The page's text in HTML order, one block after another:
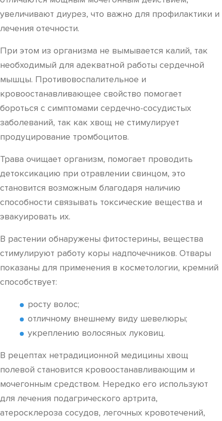
увеличивают диурез, что важно для профилактики и
лечения отечности.
При этом из организма не вымывается калий, так
необходимый для адекватной работы сердечной
мышцы. Противовоспалительное и
кровоостанавливающее свойство помогает
бороться с симптомами сердечно-сосудистых
заболеваний, так как хвощ не стимулирует
продуцирование тромбоцитов.
Трава очищает организм, помогает проводить
детоксикацию при отравлении свинцом, это
становится возможным благодаря наличию
способности связывать токсические вещества и
эвакуировать их.
В растении обнаружены фитостерины, вещества
стимулируют работу коры надпочечников. Отвары
показаны для применения в косметологии, кремний
способствует:
росту волос;
отличному внешнему виду шевелюры;
укреплению волосяных луковиц.
В рецептах нетрадиционной медицины хвощ
полевой становится кровоостанавливающим и
мочегонным средством. Нередко его используют
для лечения подагрического артрита,
атеросклероза сосудов, легочных кровотечений,